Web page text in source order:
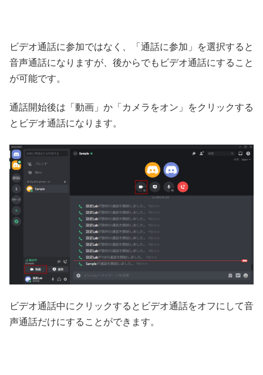
ビデオ通話に参加ではなく、「通話に参加」を選択すると
音声通話になりますが、後からでもビデオ通話にすること
が可能です。
通話開始後は「動画」か「カメラをオン」をクリックする
とビデオ通話になります。
ビデオ通話中にクリックするとビデオ通話をオフにして音
声通話だけにすることができます。